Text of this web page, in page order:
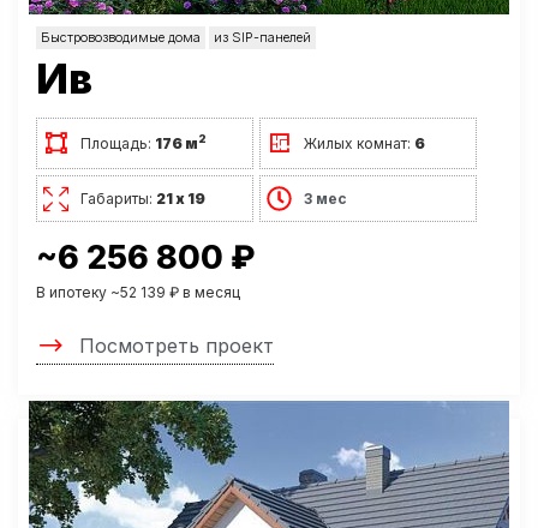
Быстровозводимые дома из SIP-панелей
Ив
Площадь: 176 м2 Жилых комнат: 6
Габариты: 21 х 19 3 мес
~6 256 800 ₽
В ипотеку ~52 139 ₽ в месяц
Посмотреть проект